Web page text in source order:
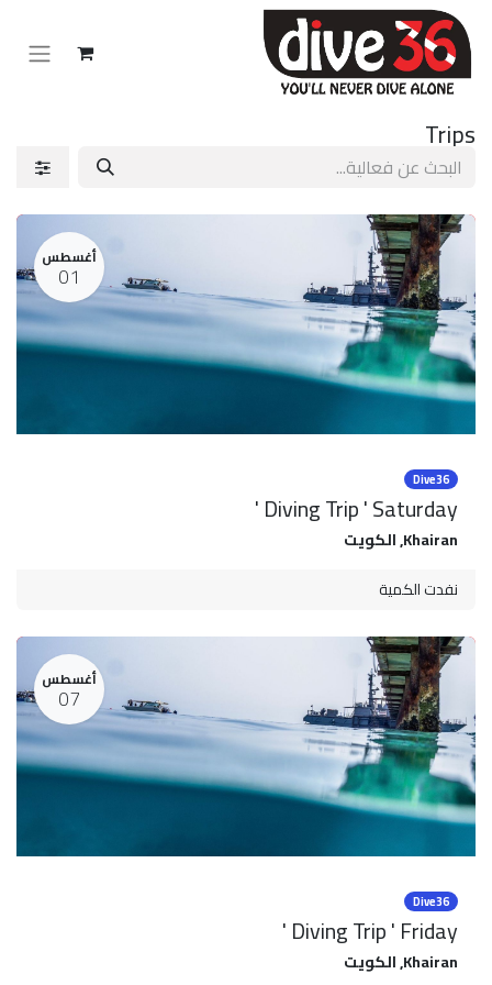
Trips
أغسطس
01
Dive36
Diving Trip ' Saturday '
Khairan
,الكويت
نفدت الكمية
أغسطس
07
Dive36
Diving Trip ' Friday '
Khairan
,الكويت